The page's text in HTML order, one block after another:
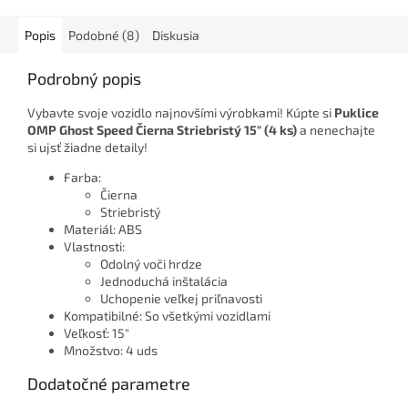
Popis Podobné (8) Diskusia
Podrobný popis
Vybavte svoje vozidlo najnovšími výrobkami! Kúpte si Puklice
OMP Ghost Speed Čierna Striebristý 15" (4 ks)a nenechajte
si ujsť žiadne detaily!
Farba:
Čierna
Striebristý
Materiál: ABS
Vlastnosti:
Odolný voči hrdze
Jednoduchá inštalácia
Uchopenie veľkej priľnavosti
Kompatibilné: So všetkými vozidlami
Veľkosť: 15"
Množstvo: 4 uds
Dodatočné parametre